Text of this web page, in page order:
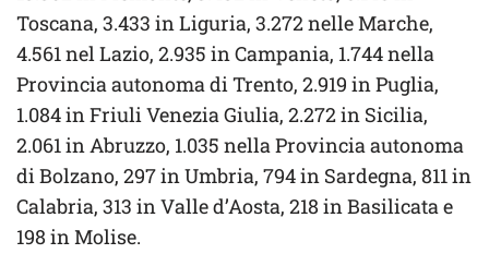
Toscana, 3.433 in Liguria, 3.272 nelle Marche,
4.561 nel Lazio, 2.935 in Campania, 1.744 nella
Provincia autonoma di Trento, 2.919 in Puglia,
1.084 in Friuli Venezia Giulia, 2.272 in Sicilia,
2.061 in Abruzzo, 1.035 nella Provincia autonoma
di Bolzano, 297 in Umbria, 794 in Sardegna, 811 in
Calabria, 313 in Valle d’Aosta, 218 in Basilicata e
198 in Molise.